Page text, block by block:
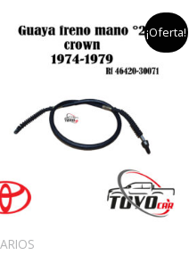
¡Oferta!
el
precio
original
$200,000.
el
precio
actual
es: